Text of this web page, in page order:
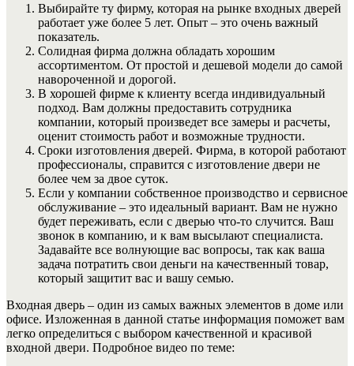
Выбирайте ту фирму, которая на рынке входных дверей
работает уже более 5 лет. Опыт – это очень важный
показатель.
Солидная фирма должна обладать хорошим
ассортиментом. От простой и дешевой модели до самой
навороченной и дорогой.
В хорошей фирме к клиенту всегда индивидуальный
подход. Вам должны предоставить сотрудника
компании, который произведет все замеры и расчеты,
оценит стоимость работ и возможные трудности.
Сроки изготовления дверей. Фирма, в которой работают
профессионалы, справится с изготовление двери не
более чем за двое суток.
Если у компании собственное производство и сервисное
обслуживание – это идеальный вариант. Вам не нужно
будет переживать, если с дверью что-то случится. Ваш
звонок в компанию, и к вам высылают специалиста.
Задавайте все волнующие вас вопросы, так как ваша
задача потратить свои деньги на качественный товар,
который защитит вас и вашу семью.
Входная дверь – один из самых важных элементов в доме или
офисе. Изложенная в данной статье информация поможет вам
легко определиться с выбором качественной и красивой
входной двери. Подробное видео по теме: